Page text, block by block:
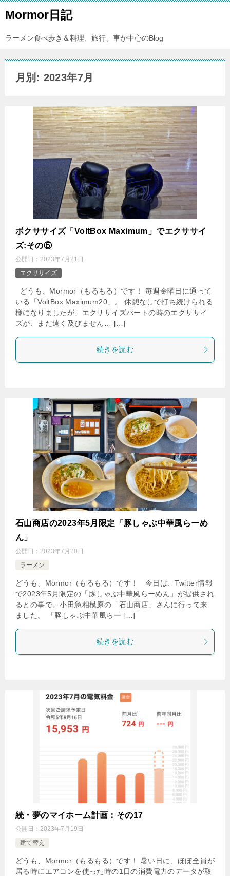
Mormor日記
ラーメン食べ歩き＆料理、旅行、車が中心のBlog
月別: 2023年7月
ボクササイズ「VoltBox Maximum」でエクササイ
ズ:その⑤
公開日： 2023年7月21日
エクササイズ
どうも、Mormor（もるもる）です！ 毎週金曜日に通って
いる「VoltBox Maximum20」。 休憩なしで打ち続けられる
様になりましたが、エクササイズパートの時のエクササイ
ズが、まだ遠く及びません… […]
続きを読む
石山商店の2023年5月限定「豚しゃぶ中華風らーめ
ん」
公開日： 2023年7月20日
ラーメン
どうも、Mormor（もるもる）です！ 今日は、Twitter情報
で2023年5月限定の「豚しゃぶ中華風らーめん」が提供され
るとの事で、小田急相模原の「石山商店」さんに行って来
ました。 「豚しゃぶ中華風らー […]
続きを読む
続・夢のマイホーム計画：その17
公開日： 2023年7月19日
建て替え
どうも、Mormor（もるもる）です！ 暑い日に、ほぼ全員が
居る時にエアコンを使った時の1日の消費電力のデータが取